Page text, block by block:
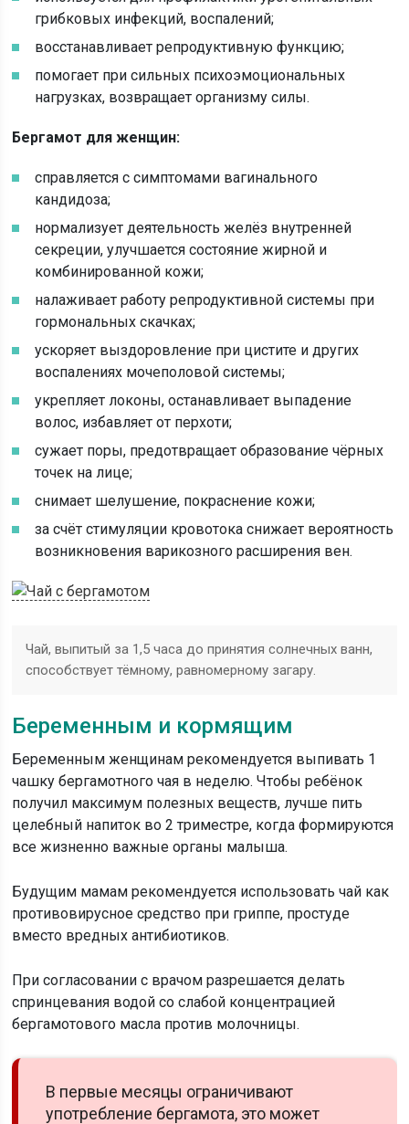
грибковых инфекций, воспалений;
восстанавливает репродуктивную функцию;
помогает при сильных психоэмоциональных
нагрузках, возвращает организму силы.
Бергамот для женщин:
справляется с симптомами вагинального
кандидоза;
нормализует деятельность желёз внутренней
секреции, улучшается состояние жирной и
комбинированной кожи;
налаживает работу репродуктивной системы при
гормональных скачках;
ускоряет выздоровление при цистите и других
воспалениях мочеполовой системы;
укрепляет локоны, останавливает выпадение
волос, избавляет от перхоти;
сужает поры, предотвращает образование чёрных
точек на лице;
снимает шелушение, покраснение кожи;
за счёт стимуляции кровотока снижает вероятность
возникновения варикозного расширения вен.
Чай, выпитый за 1,5 часа до принятия солнечных ванн,
способствует тёмному, равномерному загару.
Беременным и кормящим
Беременным женщинам рекомендуется выпивать 1
чашку бергамотного чая в неделю. Чтобы ребёнок
получил максимум полезных веществ, лучше пить
целебный напиток во 2 триместре, когда формируются
все жизненно важные органы малыша.
Будущим мамам рекомендуется использовать чай как
противовирусное средство при гриппе, простуде
вместо вредных антибиотиков.
При согласовании с врачом разрешается делать
спринцевания водой со слабой концентрацией
бергамотового масла против молочницы.
В первые месяцы ограничивают
употребление бергамота, это может